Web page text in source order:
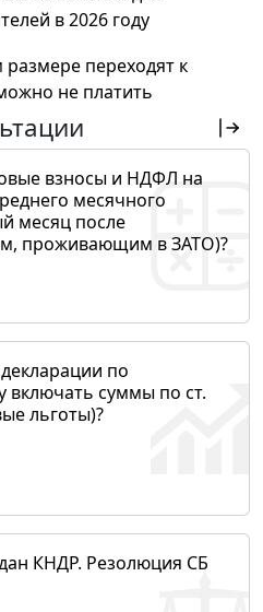
в 2026 году
переходят к
не платить
взносы и НДФЛ на
месячного
месяц после
проживающим в ЗАТО)?
по
включать суммы по ст.
льготы)?
КНДР. Резолюция СБ